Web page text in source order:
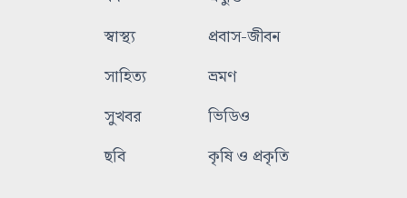
স্বাস্থ্য
প্রবাস-জীবন
সাহিত্য
ভ্রমণ
সুখবর
ভিডিও
ছবি
কৃষি ও প্রকৃতি